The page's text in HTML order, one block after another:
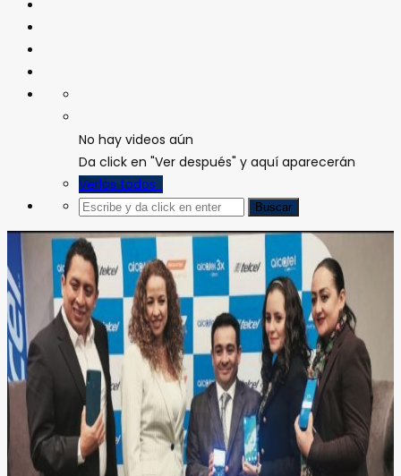
No hay videos aún
Da click en "Ver después" y aquí aparecerán
Verlos todos